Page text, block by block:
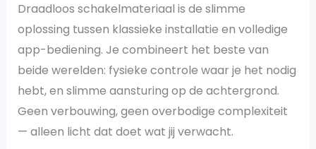
Draadloos schakelmateriaal is de slimme
oplossing tussen klassieke installatie en volledige
app-bediening. Je combineert het beste van
beide werelden: fysieke controle waar je het nodig
hebt, en slimme aansturing op de achtergrond.
Geen verbouwing, geen overbodige complexiteit
— alleen licht dat doet wat jij verwacht.